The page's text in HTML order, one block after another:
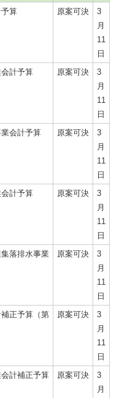
算 原案可決
3
月
11
日
計予算 原案可決
3
月
11
日
会計予算 原案可決
3
月
11
日
計予算 原案可決
3
月
11
日
落排水事業
原案可決
3
月
11
日
正予算（第
原案可決
3
月
11
日
計補正予算
原案可決
3
月